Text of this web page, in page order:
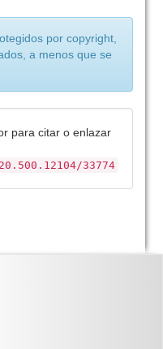
por copyright,
a menos que se
para citar o enlazar
33774